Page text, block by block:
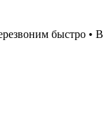
быстро • В